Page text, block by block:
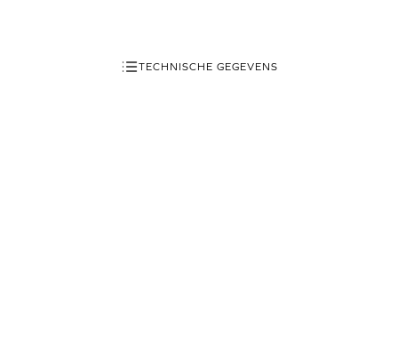
TECHNISCHE GEGEVENS